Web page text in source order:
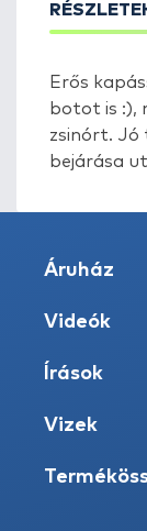
Erős
botot is :),
zsinórt. Jó
bejárása
Áruház
Videók
Írások
Vizek